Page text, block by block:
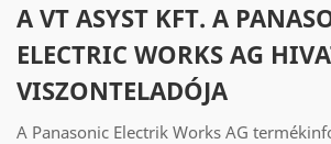
A VT ASYST KFT. A
ELECTRIC WORKS AG
VISZONTELADÓJA
A Panasonic Electrik Works AG